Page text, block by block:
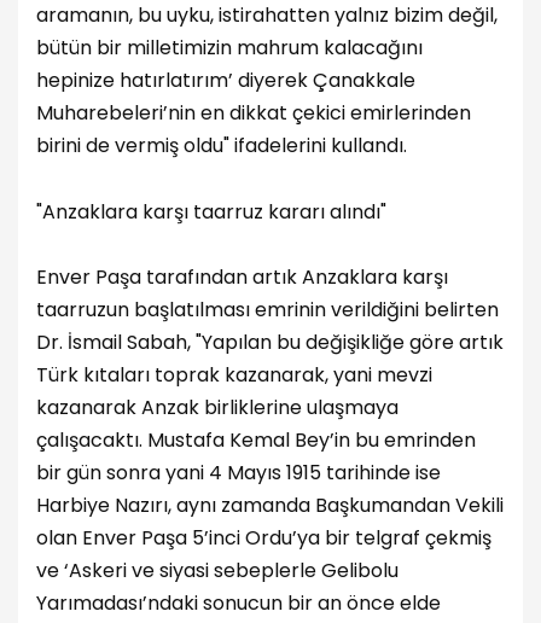
aramanın, bu uyku, istirahatten yalnız bizim değil,
bütün bir milletimizin mahrum kalacağını
hepinize hatırlatırım’ diyerek Çanakkale
Muharebeleri’nin en dikkat çekici emirlerinden
birini de vermiş oldu" ifadelerini kullandı.
"Anzaklara karşı taarruz kararı alındı"
Enver Paşa tarafından artık Anzaklara karşı
taarruzun başlatılması emrinin verildiğini belirten
Dr. İsmail Sabah, "Yapılan bu değişikliğe göre artık
Türk kıtaları toprak kazanarak, yani mevzi
kazanarak Anzak birliklerine ulaşmaya
çalışacaktı. Mustafa Kemal Bey’in bu emrinden
bir gün sonra yani 4 Mayıs 1915 tarihinde ise
Harbiye Nazırı, aynı zamanda Başkumandan Vekili
olan Enver Paşa 5’inci Ordu’ya bir telgraf çekmiş
ve ‘Askeri ve siyasi sebeplerle Gelibolu
Yarımadası’ndaki sonucun bir an önce elde